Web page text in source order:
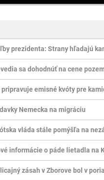
prezidenta: Strany hľadajú
sa dohodnúť na cene
pripravuje emisné kvóty pre
Nemecka na migráciu
vláda stále pomýšľa na
informácie o páde lietadla na
zásah v Zborove bol v